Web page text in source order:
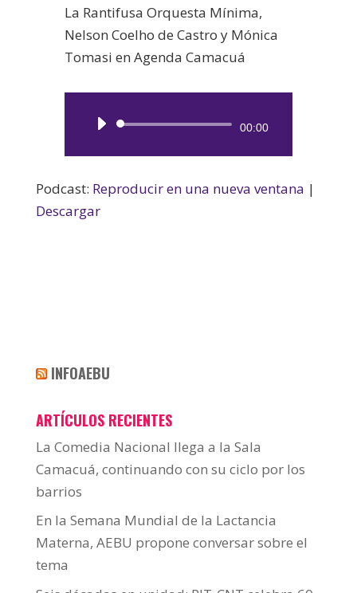
La Rantifusa Orquesta Mínima,
Nelson Coelho de Castro y Mónica
Tomasi en Agenda Camacuá
Reproductor
00:00
Podcast: Reproducir en una nueva ventana |
Descargar
INFOAEBU
ARTÍCULOS RECIENTES
La Comedia Nacional llega a la Sala
Camacuá, continuando con su ciclo por los
barrios
En la Semana Mundial de la Lactancia
Materna, AEBU propone conversar sobre el
tema